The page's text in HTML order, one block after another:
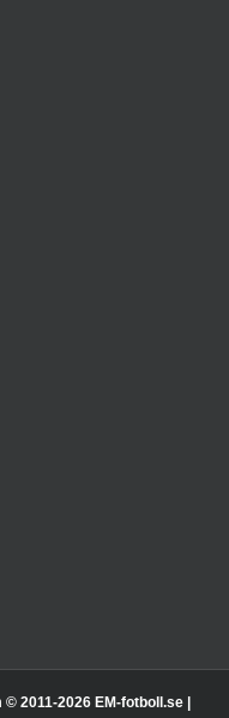
© 2011-2026 EM-fotboll.se |